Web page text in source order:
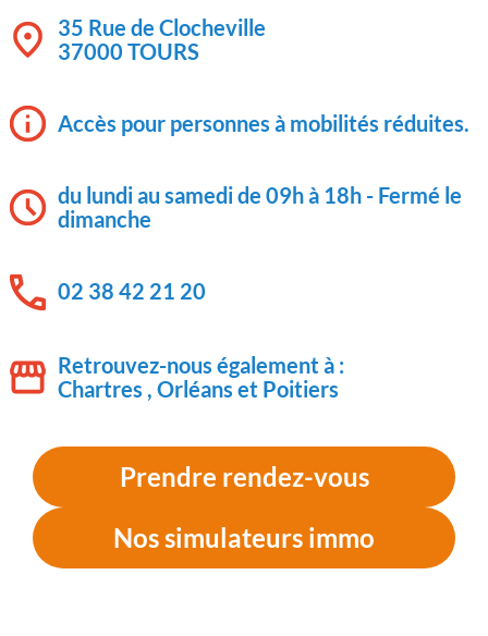
35 Rue de Clocheville
37000 TOURS
Accès pour personnes à mobilités réduites.
du lundi au samedi de 09h à 18h - Fermé le
dimanche
02 38 42 21 20
Retrouvez-nous également à :
Chartres , Orléans et Poitiers
Prendre rendez-vous
Nos simulateurs immo